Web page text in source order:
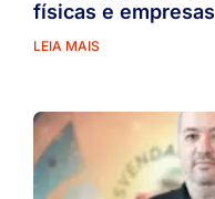
físicas e empresas
LEIA MAIS